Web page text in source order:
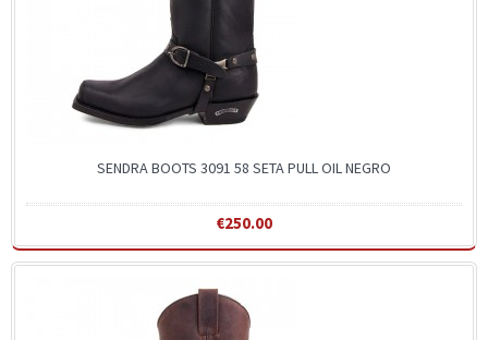
SENDRA BOOTS 3091 58 SETA PULL OIL NEGRO
€250.00